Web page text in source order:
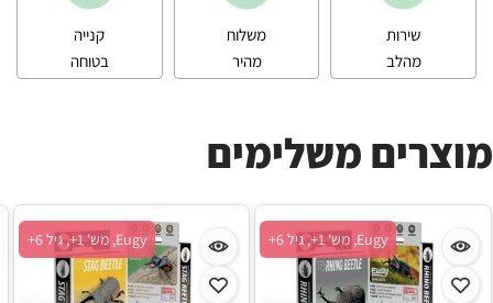
שירות
מהלב
משלוח
מהיר
קנייה
בטוחה
מוצרים משלימים
Eugy, מש' 1+, גיל 6+ Eugy, מש' 1+, גיל 6+